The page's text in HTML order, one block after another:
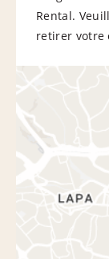
Rental.
retirer votre